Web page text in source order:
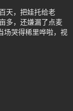
天，把娃托给老
多，还嫌漏了点麦
场哭得稀里哗啦，视